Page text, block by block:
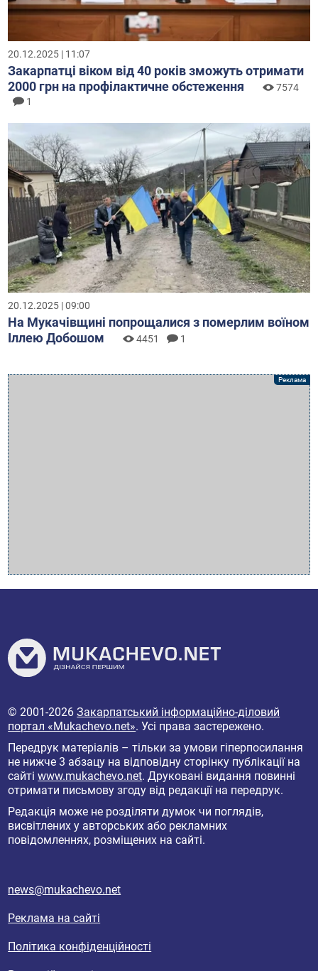
20.12.2025 | 11:07
Закарпатці віком від 40 років зможуть отримати
2000 грн на профілактичне обстеження
7574
1
20.12.2025 | 09:00
На Мукачівщині попрощалися з померлим воїном
Іллею Добошом
4451 1
© 2001-2026Закарпатський інформаційно-діловий
портал «Mukachevo.net». Усі права застережено.
Передрук матеріалів – тільки за умови гіперпосилання
не нижче 3 абзацу на відповідну сторінку публікації на
сайтіwww.mukachevo.net. Друковані видання повинні
отримати письмову згоду від редакції на передрук.
Редакція може не розділяти думок чи поглядів,
висвітлених у авторських або рекламних
повідомленнях, розміщених на сайті.
news@mukachevo.net
Реклама на сайті
Політика конфіденційності